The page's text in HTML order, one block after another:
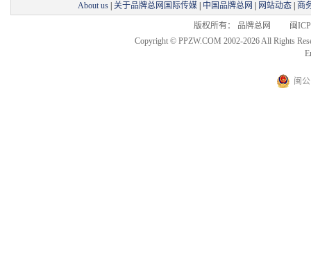
About us 关于品牌总网国际传媒 中国品牌总网 网站动态 商
版权所有： 品牌总网 闽ICP
Copyright © PPZW.COM 2002-2026 All Rights
闽